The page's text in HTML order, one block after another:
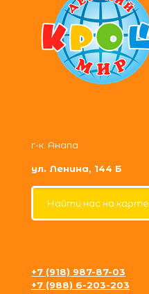
г-к. Анапа
ул. Ленина, 144 Б
Найти нас на карте
+7 (918) 987-87-03
+7 (988) 6-203-203